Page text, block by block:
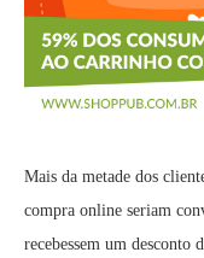
Mais da metade dos
compra online seriam
recebessem um desconto